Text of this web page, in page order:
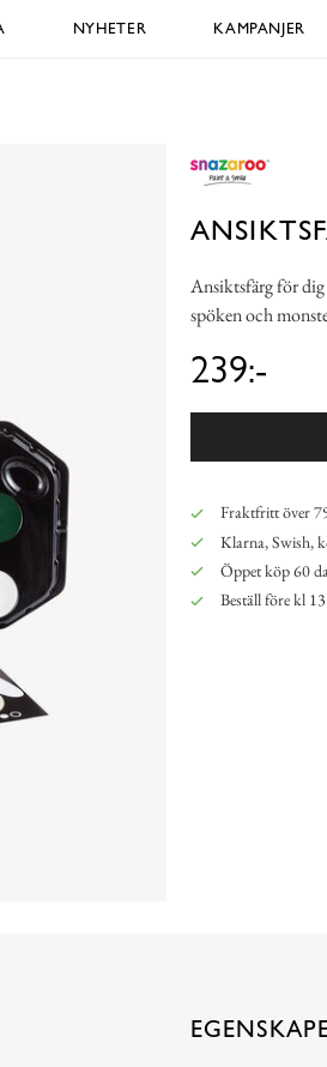
NYHETER KAMPANJER
Ansiktsfärg för dig
spöken och
239:-
Fraktfritt över
Klarna, Swish,
Öppet köp 60
Beställ före kl